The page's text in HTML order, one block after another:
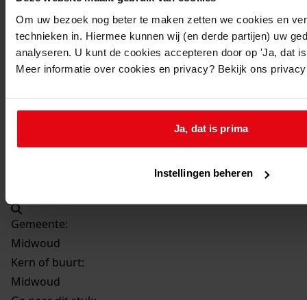
Om uw bezoek nog beter te maken zetten we cookies en
technieken in. Hiermee kunnen wij (en derde partijen) uw
analyseren. U kunt de cookies accepteren door op 'Ja, dat
Meer informatie over cookies en privacy? Bekijk ons
Ja, dat is prima
Instellingen beheren
Vergroten van de woning
Datum vergunning:
03-07-1974
Gemeente:
Midwoud
Kern of buurt:
Midwoud